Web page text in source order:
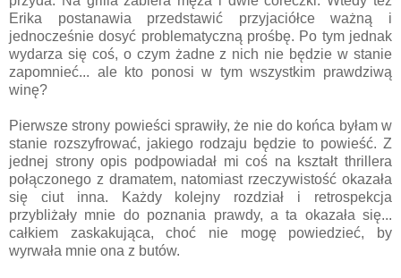
Erika postanawia przedstawić przyjaciółce ważną i
jednocześnie dosyć problematyczną prośbę. Po tym jednak
wydarza się coś, o czym żadne z nich nie będzie w stanie
zapomnieć... ale kto ponosi w tym wszystkim prawdziwą
winę?
Pierwsze strony powieści sprawiły, że nie do końca byłam w
stanie rozszyfrować, jakiego rodzaju będzie to powieść. Z
jednej strony opis podpowiadał mi coś na kształt thrillera
połączonego z dramatem, natomiast rzeczywistość okazała
się ciut inna. Każdy kolejny rozdział i retrospekcja
przybliżały mnie do poznania prawdy, a ta okazała się...
całkiem zaskakująca, choć nie mogę powiedzieć, by
wyrwała mnie ona z butów.